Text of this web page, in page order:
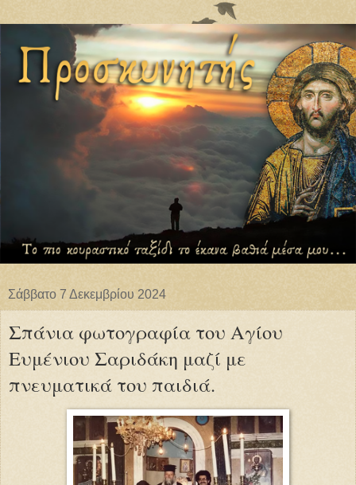
Σάββατο 7 Δεκεμβρίου 2024
Σπάνια φωτογραφία του Αγίου
Ευμένιου Σαριδάκη μαζί με
πνευματικά του παιδιά.